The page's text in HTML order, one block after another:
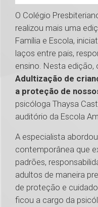
O Colégio
realizou mais uma
Família e Escola,
laços entre pais,
ensino. Nesta
Adultização de
a proteção de
psicóloga Thaysa
auditório da Escola
A especialista
contemporânea que
padrões,
adultos de maneira
de proteção e
ficou a cargo da